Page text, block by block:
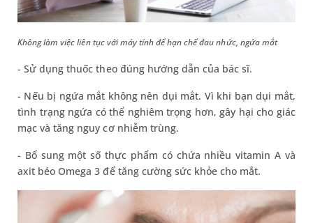
Không làm việc liên tục với máy tính để hạn chế đau nhức, ngứa mắt
- Sử dụng thuốc theo đúng hướng dẫn của bác sĩ.
- Nếu bị ngứa mắt không nên dụi mắt. Vì khi bạn dụi mắt,
tình trạng ngứa có thể nghiêm trọng hơn, gây hại cho giác
mạc và tăng nguy cơ nhiễm trùng.
- Bổ sung một số thực phẩm có chứa nhiều vitamin A và
axit béo Omega 3 để tăng cường sức khỏe cho mắt.